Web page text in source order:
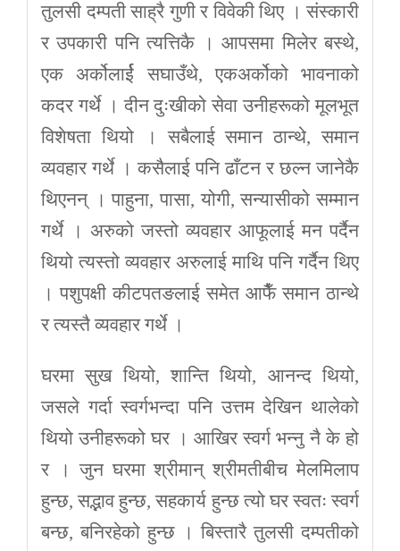
तुलसी दम्पती साह्रै गुणी र विवेकी थिए । संस्कारी
र उपकारी पनि त्यत्तिकै । आपसमा मिलेर बस्थे,
एक अर्कोलार्ई सघाउँथे, एकअर्कोको भावनाको
कदर गर्थे । दीन दुःखीको सेवा उनीहरूको मूलभूत
विशेषता थियो । सबैलाई समान ठान्थे, समान
व्यवहार गर्थे । कसैलाई पनि ढाँटन र छल्न जानेकै
थिएनन् । पाहुना, पासा, योगी, सन्यासीको सम्मान
गर्थे । अरुको जस्तो व्यवहार आफूलाई मन पर्दैन
थियो त्यस्तो व्यवहार अरुलाई माथि पनि गर्दैन थिए
। पशुपक्षी कीटपतङलाई समेत आफैँ समान ठान्थे
र त्यस्तै व्यवहार गर्थे ।
घरमा सुख थियो, शान्ति थियो, आनन्द थियो,
जसले गर्दा स्वर्गभन्दा पनि उत्तम देखिन थालेको
थियो उनीहरूको घर । आखिर स्वर्ग भन्नु नै के हो
र । जुन घरमा श्रीमान् श्रीमतीबीच मेलमिलाप
हुन्छ, सद्भाव हुन्छ, सहकार्य हुन्छ त्यो घर स्वतः स्वर्ग
बन्छ, बनिरहेको हुन्छ । बिस्तारै तुलसी दम्पतीको